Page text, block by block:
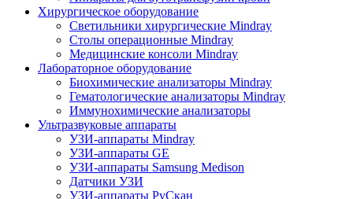
Хирургическое оборудование
Светильники хирургические Mindray
Столы операционные Mindray
Медицинские консоли Mindray
Лабораторное оборудование
Биохимические анализаторы Mindray
Гематологические анализаторы Mindray
Иммунохимические анализаторы
Ультразвуковые аппараты
УЗИ-аппараты Mindray
УЗИ-аппараты GE
УЗИ-аппараты Samsung Medison
Датчики УЗИ
УЗИ-аппараты РуСкан